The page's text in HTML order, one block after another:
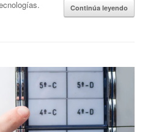
Continúa leyendo